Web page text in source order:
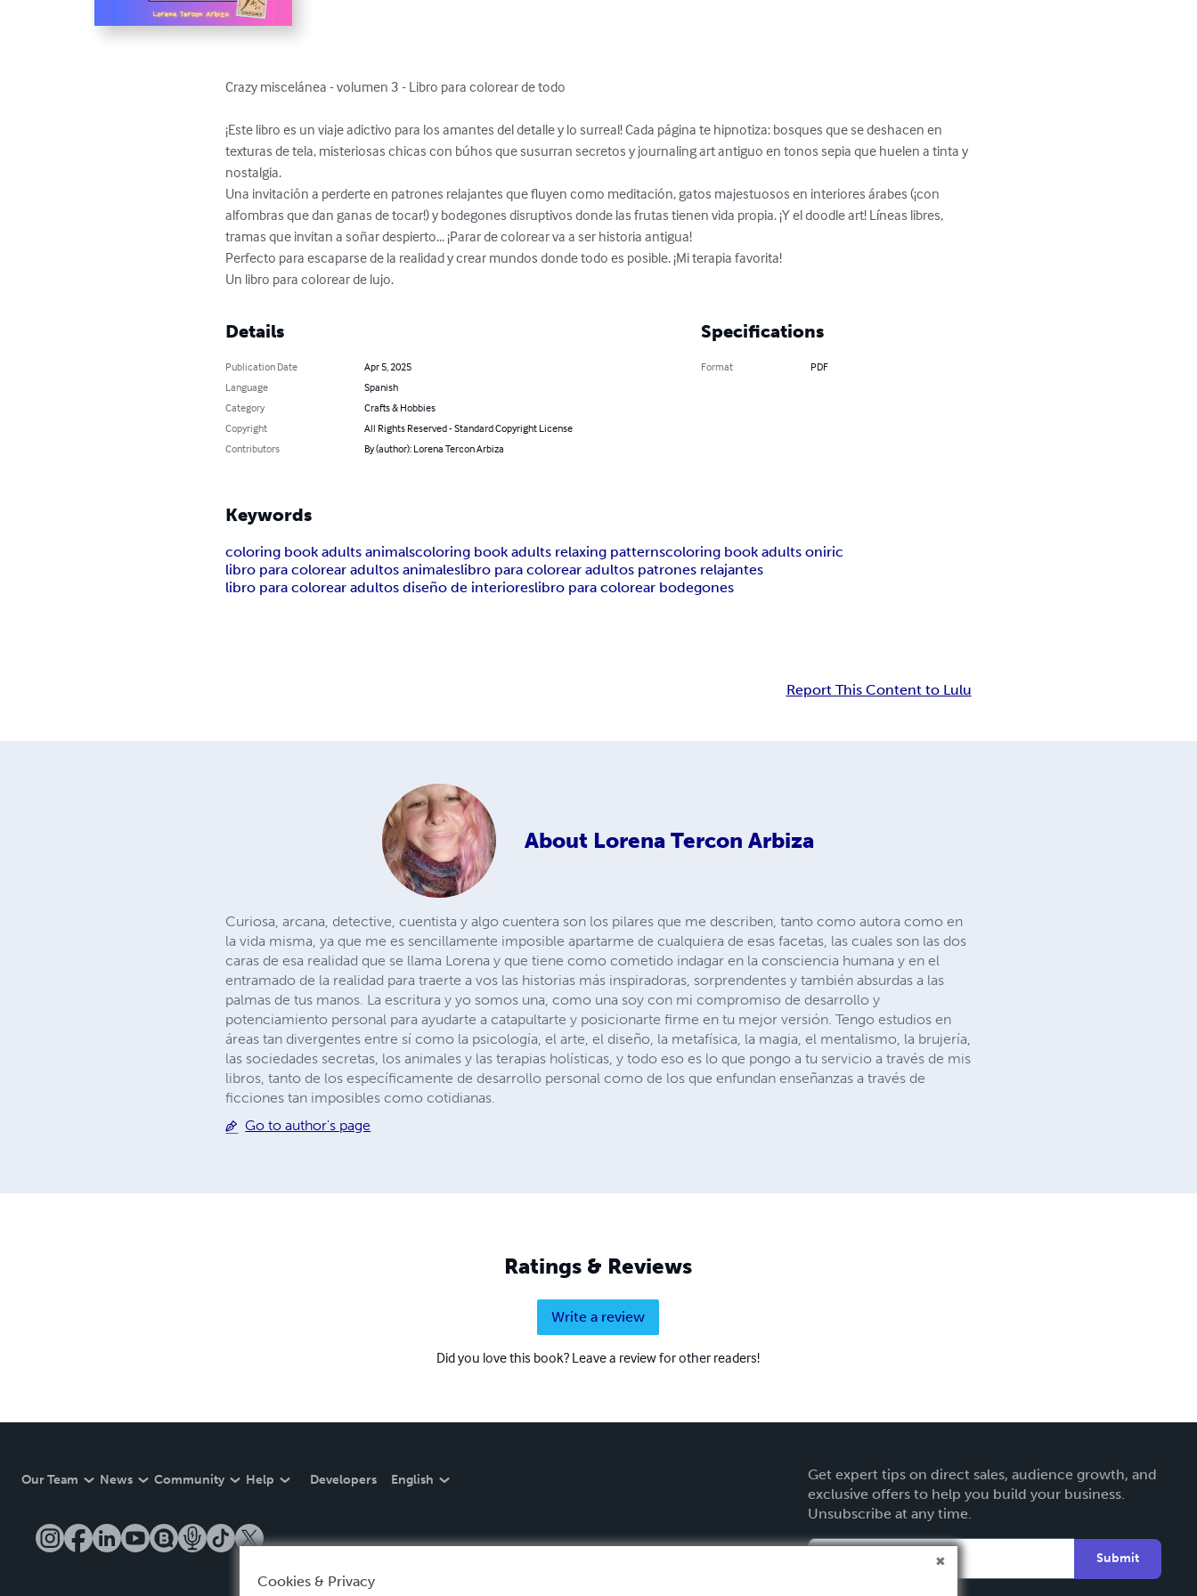
Crazy miscelánea - volumen 3 - Libro para colorear de todo
¡Este libro es un viaje adictivo para los amantes del detalle y lo surreal! Cada página te hipnotiza: bosques que se deshacen en
texturas de tela, misteriosas chicas con búhos que susurran secretos y journaling art antiguo en tonos sepia que huelen a tinta y
nostalgia.
Una invitación a perderte en patrones relajantes que fluyen como meditación, gatos majestuosos en interiores árabes (¡con
alfombras que dan ganas de tocar!) y bodegones disruptivos donde las frutas tienen vida propia. ¡Y el doodle art! Líneas libres,
tramas que invitan a soñar despierto... ¡Parar de colorear va a ser historia antigua!
Perfecto para escaparse de la realidad y crear mundos donde todo es posible. ¡Mi terapia favorita!
Un libro para colorear de lujo.
Details
Publication Date
Apr 5, 2025
Language
Spanish
Category
Crafts & Hobbies
Copyright
All Rights Reserved - Standard Copyright License
Contributors
By (author): Lorena Tercon Arbiza
Specifications
Format PDF
Keywords
coloring book adults animalscoloring book adults relaxing patternscoloring book adults oniric
libro para colorear adultos animaleslibro para colorear adultos patrones relajantes
libro para colorear adultos diseño de interioreslibro para colorear bodegones
Report This Content to Lulu
About Lorena Tercon Arbiza
Curiosa, arcana, detective, cuentista y algo cuentera son los pilares que me describen, tanto como autora como en
la vida misma, ya que me es sencillamente imposible apartarme de cualquiera de esas facetas, las cuales son las dos
caras de esa realidad que se llama Lorena y que tiene como cometido indagar en la consciencia humana y en el
entramado de la realidad para traerte a vos las historias más inspiradoras, sorprendentes y también absurdas a las
palmas de tus manos. La escritura y yo somos una, como una soy con mi compromiso de desarrollo y
potenciamiento personal para ayudarte a catapultarte y posicionarte firme en tu mejor versión. Tengo estudios en
áreas tan divergentes entre sí como la psicología, el arte, el diseño, la metafísica, la magia, el mentalismo, la brujería,
las sociedades secretas, los animales y las terapias holísticas, y todo eso es lo que pongo a tu servicio a través de mis
libros, tanto de los específicamente de desarrollo personal como de los que enfundan enseñanzas a través de
ficciones tan imposibles como cotidianas.
Go to author's page
Ratings & Reviews
Write a review
Did you love this book? Leave a review for other readers!
Our Team News Community Help Developers English
Get expert tips on direct sales, audience growth, and
exclusive offers to help you build your business.
Unsubscribe at any time.
Submit
Cookies & Privacy